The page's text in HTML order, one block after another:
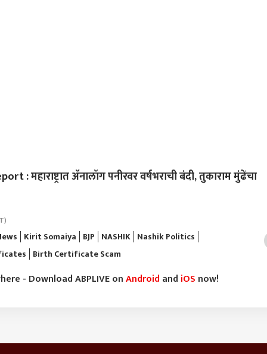
: महाराष्ट्रात ॲनालॉग पनीरवर वर्षभराची बंदी, तुकाराम मुंढेंचा
Kirit Somaiya BJP NASHIK Nashik Politics
Birth Certificate Scam
- Download ABPLIVE onAndroid and iOS now!